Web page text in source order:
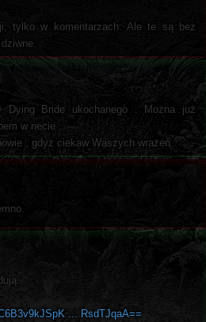
tylko w komentarzach. Ale te są bez
Dying Bride ukochanego . Można już
w necie .
, gdyż ciekaw Waszych wrażeń .
... RsdTJqaA==